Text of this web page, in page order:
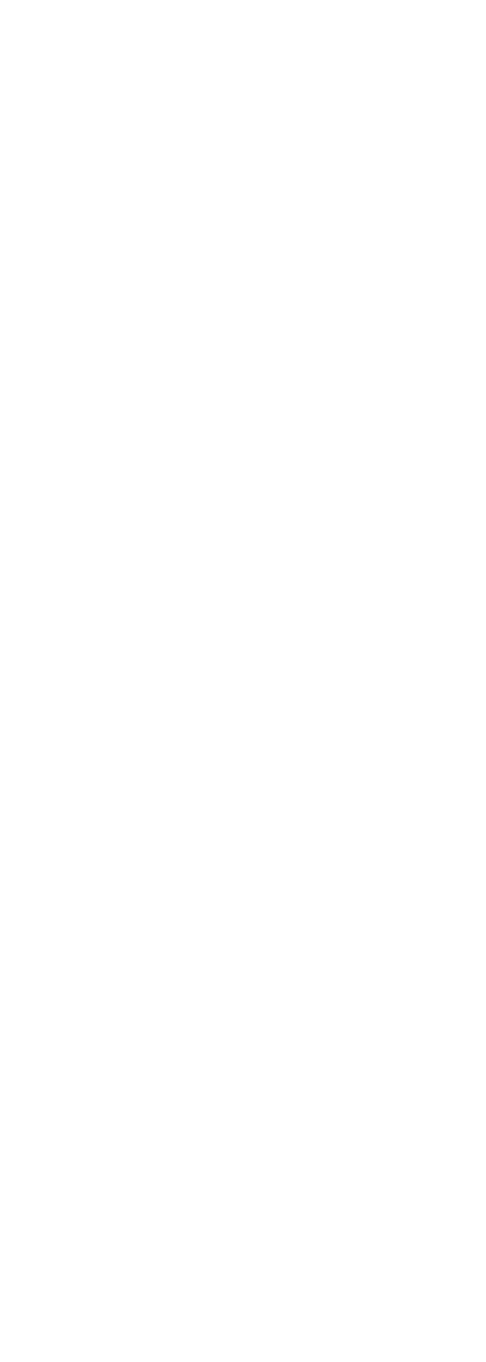
В зависимости от программ возможна смена силовых
организма, образование мышечного рельефа
развитию всех мышц, объединяя в единое целое
стабилизаторы (кор, core). Тренировка с собственным
кто предпочитает занятия без отягощений.